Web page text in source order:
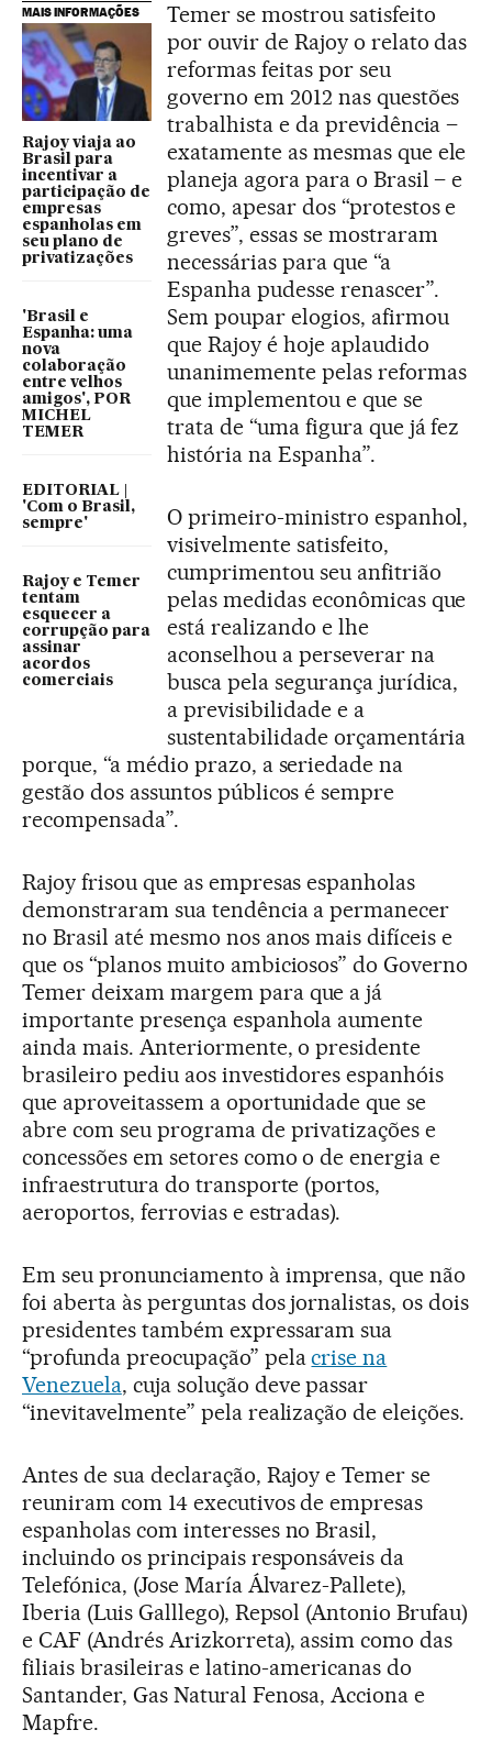
MAIS INFORMAÇÕES
Rajoy viaja ao
Brasil para
incentivar a
participação de
empresas
espanholas em
seu plano de
privatizações
'Brasil e
Espanha: uma
nova
colaboração
entre velhos
amigos', POR
MICHEL
TEMER
EDITORIAL |
'Com o Brasil,
sempre'
Rajoy e Temer
tentam
esquecer a
corrupção para
assinar
acordos
comerciais
Temer se mostrou satisfeito
por ouvir de Rajoy o relato das
reformas feitas por seu
governo em 2012 nas questões
trabalhista e da previdência –
exatamente as mesmas que ele
planeja agora para o Brasil – e
como, apesar dos “protestos e
greves”, essas se mostraram
necessárias para que “a
Espanha pudesse renascer”.
Sem poupar elogios, afirmou
que Rajoy é hoje aplaudido
unanimemente pelas reformas
que implementou e que se
trata de “uma figura que já fez
história na Espanha”.
O primeiro-ministro espanhol,
visivelmente satisfeito,
cumprimentou seu anfitrião
pelas medidas econômicas que
está realizando e lhe
aconselhou a perseverar na
busca pela segurança jurídica,
a previsibilidade e a
sustentabilidade orçamentária
porque, “a médio prazo, a seriedade na
gestão dos assuntos públicos é sempre
recompensada”.
Rajoy frisou que as empresas espanholas
demonstraram sua tendência a permanecer
no Brasil até mesmo nos anos mais difíceis e
que os “planos muito ambiciosos” do Governo
Temer deixam margem para que a já
importante presença espanhola aumente
ainda mais. Anteriormente, o presidente
brasileiro pediu aos investidores espanhóis
que aproveitassem a oportunidade que se
abre com seu programa de privatizações e
concessões em setores como o de energia e
infraestrutura do transporte (portos,
aeroportos, ferrovias e estradas).
Em seu pronunciamento à imprensa, que não
foi aberta às perguntas dos jornalistas, os dois
presidentes também expressaram sua
“profunda preocupação” pelacrise na
Venezuela, cuja solução deve passar
“inevitavelmente” pela realização de eleições.
Antes de sua declaração, Rajoy e Temer se
reuniram com 14 executivos de empresas
espanholas com interesses no Brasil,
incluindo os principais responsáveis da
Telefónica, (Jose María Álvarez-Pallete),
Iberia (Luis Galllego), Repsol (Antonio Brufau)
e CAF (Andrés Arizkorreta), assim como das
filiais brasileiras e latino-americanas do
Santander, Gas Natural Fenosa, Acciona e
Mapfre.